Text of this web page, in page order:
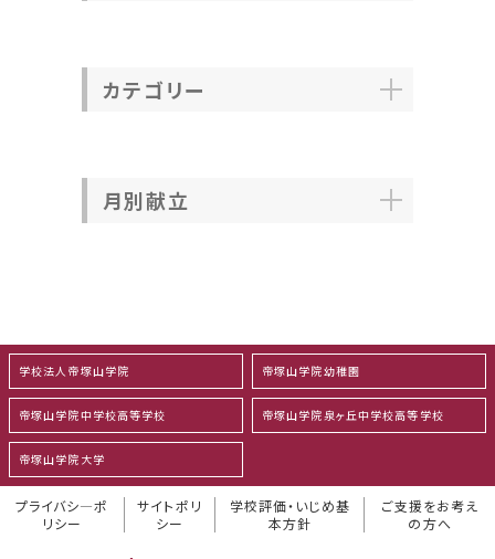
カテゴリー
月別献立
学校法人帝塚山学院 帝塚山学院幼稚園
帝塚山学院中学校高等学校 帝塚山学院泉ヶ丘中学校高等学校
帝塚山学院大学
プライバシ―ポ
リシー
サイトポリ
シー
学校評価・いじめ基
本方針
ご支援をお考え
の方へ